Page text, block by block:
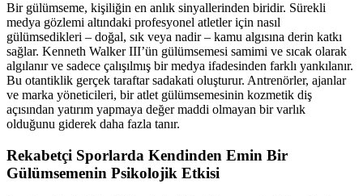
Bir gülümseme, kişiliğin en anlık sinyallerinden biridir. Sürekli
medya gözlemi altındaki profesyonel atletler için nasıl
gülümsedikleri – doğal, sık veya nadir – kamu algısına derin katkı
sağlar. Kenneth Walker III’ün gülümsemesi samimi ve sıcak olarak
algılanır ve sadece çalışılmış bir medya ifadesinden farklı yankılanır.
Bu otantiklik gerçek taraftar sadakati oluşturur. Antrenörler, ajanlar
ve marka yöneticileri, bir atlet gülümsemesinin kozmetik diş
açısından yatırım yapmaya değer maddi olmayan bir varlık
olduğunu giderek daha fazla tanır.
Rekabetçi Sporlarda Kendinden Emin Bir
Gülümsemenin Psikolojik Etkisi